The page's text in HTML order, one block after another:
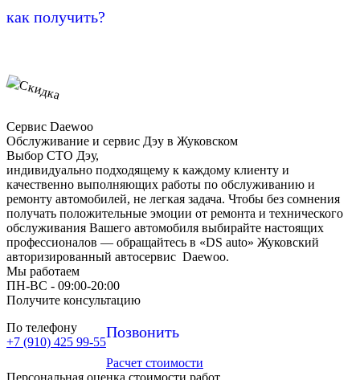
как получить?
Сервис Daewoo
Обслуживание и сервис Дэу в Жуковском
Выбор СТО Дэу,
индивидуально подходящему к каждому клиенту и
качественно выполняющих работы по обслуживанию и
ремонту автомобилей, не легкая задача. Чтобы без сомнения
получать положительные эмоции от ремонта и технического
обслуживания Вашего автомобиля выбирайте настоящих
профессионалов — обращайтесь в «DS auto» Жуковский
авторизированный автосервис Daewoo.
Мы работаем
ПН-ВC - 09:00-20:00
Получите консультацию
По телефону
+7 (910) 425 99-55
Позвонить
Расчет стоимости